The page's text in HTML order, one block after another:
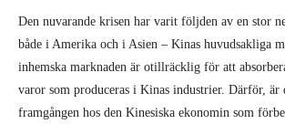
Den nuvarande krisen har varit följden av en stor
både i Amerika och i Asien – Kinas huvudsakliga
inhemska marknaden är otillräcklig för att
varor som produceras i Kinas industrier. Därför, är
framgången hos den Kinesiska ekonomin som